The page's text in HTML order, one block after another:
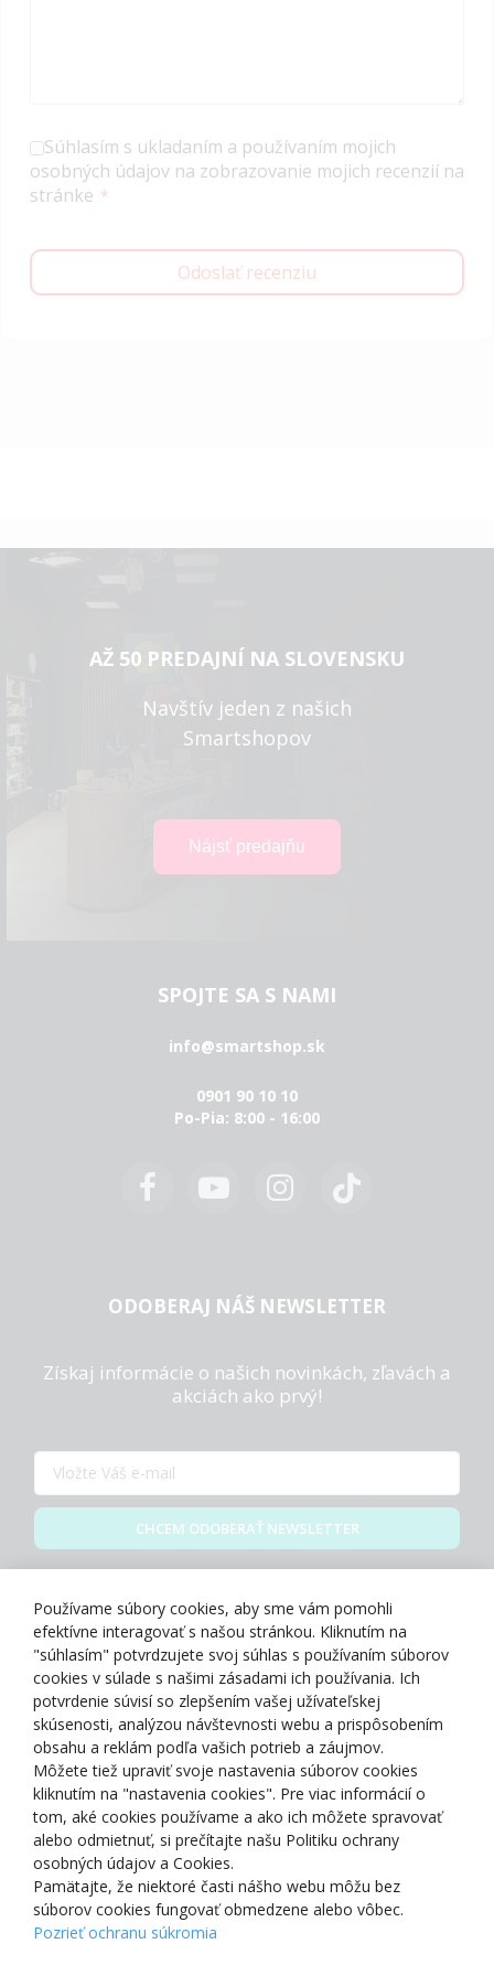
Súhlasím s ukladaním a používaním mojich
osobných údajov na zobrazovanie mojich recenzií na
stránke
Odoslať recenziu
AŽ 50 PREDAJNÍ NA SLOVENSKU
Navštív jeden z našich
Smartshopov
SPOJTE SA S NAMI
info@smartshop.sk
0901 90 10 10
Po-Pia: 8:00 - 16:00
ODOBERAJ NÁŠ NEWSLETTER
Získaj informácie o našich novinkách, zľavách a
akciách ako prvý!
CHCEM ODOBERAŤ NEWSLETTER
O NÁS
NAKUPOVANIE
ZÁKAZNÍCKA ZÓNA
NAŠE OCENENIA
Používame súbory cookies, aby sme vám pomohli
efektívne interagovať s našou stránkou. Kliknutím na
"súhlasím" potvrdzujete svoj súhlas s používaním súborov
cookies v súlade s našimi zásadami ich používania. Ich
potvrdenie súvisí so zlepšením vašej užívateľskej
skúsenosti, analýzou návštevnosti webu a prispôsobením
obsahu a reklám podľa vašich potrieb a záujmov.
Môžete tiež upraviť svoje nastavenia súborov cookies
kliknutím na "nastavenia cookies". Pre viac informácií o
tom, aké cookies používame a ako ich môžete spravovať
alebo odmietnuť, si prečítajte našu Politiku ochrany
osobných údajov a Cookies.
Pamätajte, že niektoré časti nášho webu môžu bez
súborov cookies fungovať obmedzene alebo vôbec.
Pozrieť ochranu súkromia